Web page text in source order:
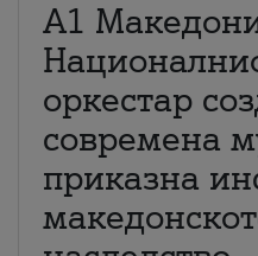
А1
оркестар
современа
приказна